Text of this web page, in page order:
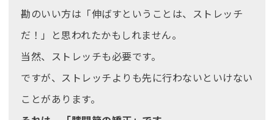
勘のいい方は「伸ばすということは、ストレッチ
だ！」と思われたかもしれません。
当然、ストレッチも必要です。
ですが、ストレッチよりも先に行わないといけない
ことがあります。